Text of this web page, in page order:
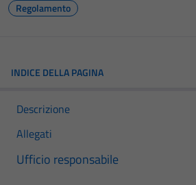
Regolamento
INDICE DELLA PAGINA
Descrizione
Allegati
Ufficio responsabile